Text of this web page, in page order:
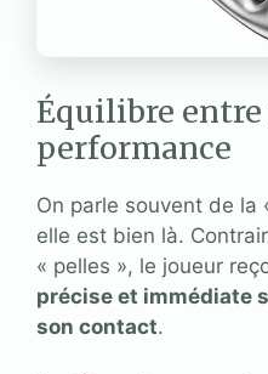
Équilibre
performance
On parle souvent de la
elle est bien là.
« pelles », le joueur
précise et immédiate
son contact.